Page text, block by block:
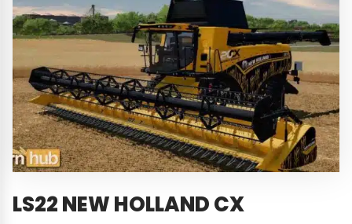
LS22 NEW HOLLAND CX